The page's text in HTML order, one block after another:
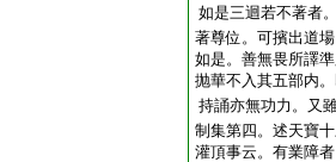
如是三迴若不著者
著尊位。可擯出道
如是。善無畏所譯
抛華不入其五部内
持誦亦無功力。又
制集第四。述天寶
灌頂事云。有業障